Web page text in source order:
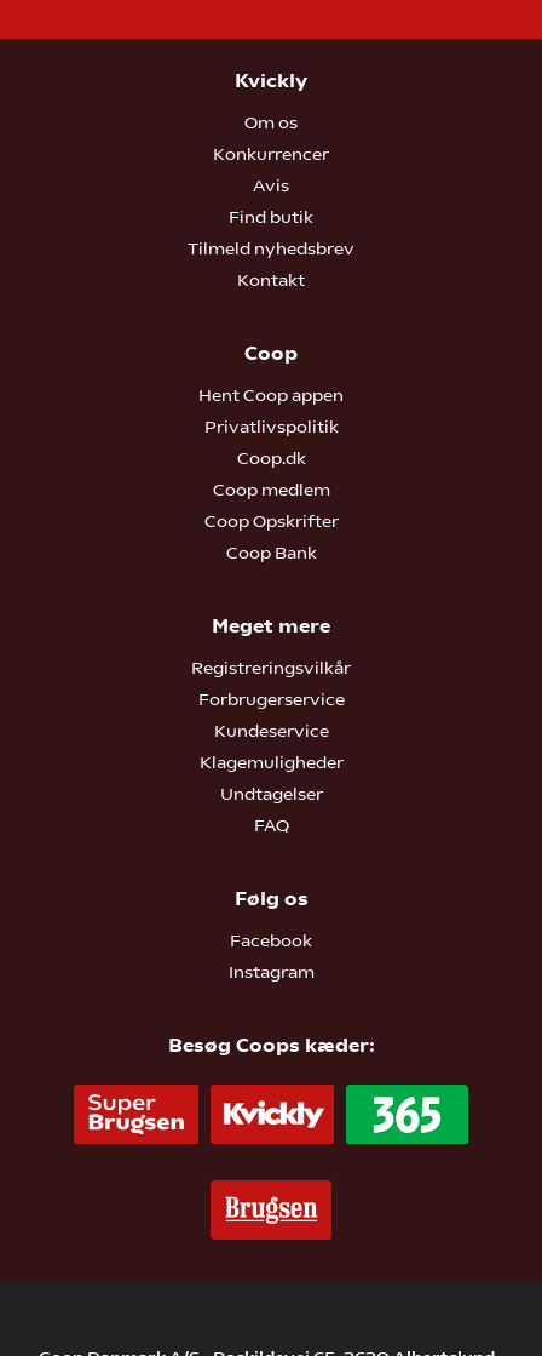
Kvickly
Om os
Konkurrencer
Avis
Find butik
Tilmeld nyhedsbrev
Kontakt
Coop
Hent Coop appen
Privatlivspolitik
Coop.dk
Coop medlem
Coop Opskrifter
Coop Bank
Meget mere
Registreringsvilkår
Forbrugerservice
Kundeservice
Klagemuligheder
Undtagelser
FAQ
Følg os
Facebook
Instagram
Besøg Coops kæder: